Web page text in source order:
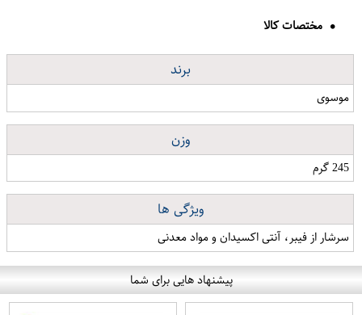
مختصات کالا
برند
موسوی
وزن
245 گرم
ویژگی ها
سرشار از فیبر، آنتی اکسیدان و مواد معدنی
پیشنهاد هایی برای شما